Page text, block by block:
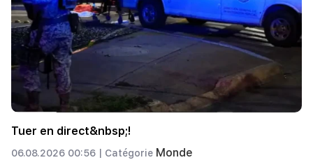
Tuer en direct&nbsp;!
06.08.2026 00:56 | Catégorie Monde